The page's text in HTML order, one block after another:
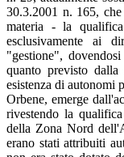
30.3.2001 n. 165,
materia - la
esclusivamente ai
"gestione",
quanto previsto
esistenza di autonomi
Orbene, emerge
rivestendo la
della Zona Nord
erano stati attribuiti